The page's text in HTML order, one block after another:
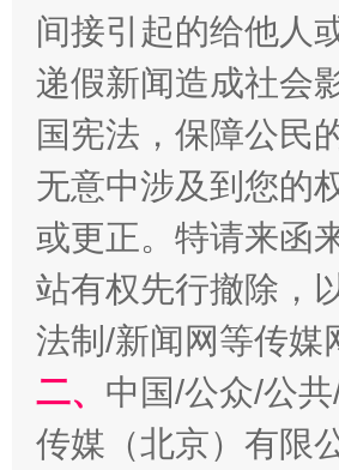
间接引起的给他人
递假新闻造成社会
国宪法，保障公民
无意中涉及到您的
或更正。特请来函
站有权先行撤除，
法制/新闻网等传媒
二、 中国/公众/公
传媒（北京）有限